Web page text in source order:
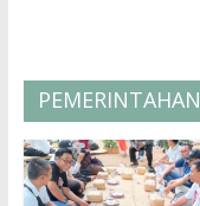
PEMERINTAHAN